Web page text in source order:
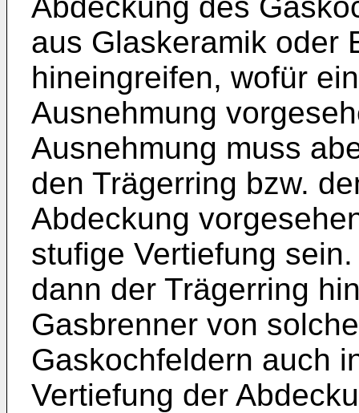
aus Glaskeramik oder
hineingreifen, wofür
Ausnehmung
Ausnehmung muss
den Trägerring bzw.
Abdeckung
stufige Vertiefung
dann der Trägerring
Gasbrenner von
Gaskochfeldern auch
Vertiefung der